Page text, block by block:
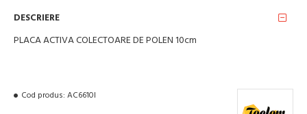
DESCRIERE
PLACA ACTIVA COLECTOARE DE POLEN 10cm
Cod produs: AC6610I